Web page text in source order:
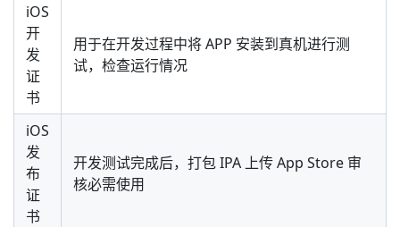
iOS
开
发
证
书
用于在开发过程中将 APP 安装到真机进行测
试，检查运行情况
iOS
发
布
证
书
开发测试完成后，打包 IPA 上传 App Store 审
核必需使用